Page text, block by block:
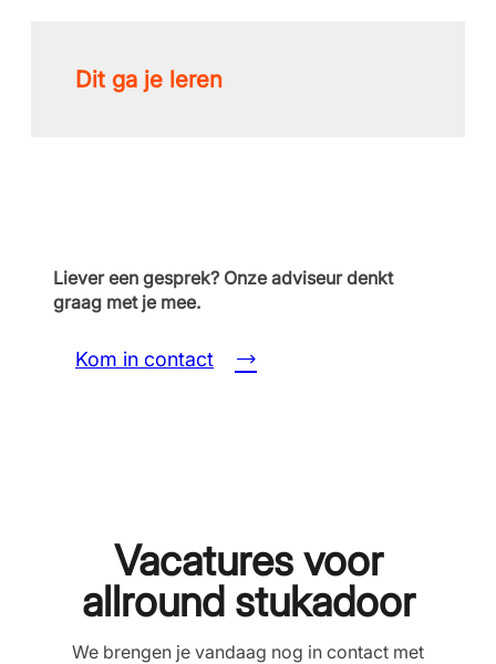
Dit ga je leren
Liever een gesprek? Onze adviseur denkt
graag met je mee.
Kom in contact
Vacatures voor
allround stukadoor
We brengen je vandaag nog in contact met